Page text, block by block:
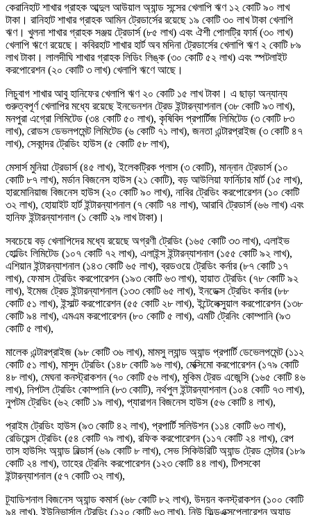
কেরানিহাট শাখার গ্রাহক আব্দুল আউয়াল অ্যান্ড সন্সের খেলাপি ঋণ ১২ কোটি ৯০ লাখ
টাকা। রানিহাট শাখার গ্রাহক আমিন ট্রেডার্সের রয়েছে ১৯ কোটি ৩০ লাখ টাকা খেলাপি
ঋণ। খুলনা শাখার গ্রাহক সঞ্জয় ট্রেডার্স (৮৫ লাখ) এবং ঐশী পোলট্রি ফার্ম (৩০ লাখ)
খেলাপি ঋণে রয়েছে। কবিরহাট শাখার হার্ট অব মদিনা ট্রেডার্সের খেলাপি ঋণ ২ কোটি ৮৯
লাখ টাকা। লালদীঘি শাখার গ্রাহক লিডিং লিঙ্ক (৩০ কোটি ৫২ লাখ) এবং স্পটলাইট
করপোরেশন (২০ কোটি ৩ লাখ) খেলাপি ঋণে আছে।
লিচুবাগ শাখার আবু হানিফের খেলাপি ঋণ ২০ কোটি ১৫ লাখ টাকা। এ ছাড়া অন্যান্য
গুরুত্বপূর্ণ খেলাপির মধ্যে রয়েছে ইনভেনশন ট্রেড ইন্টারন্যাশনাল (৩৮ কোটি ৯৩ লাখ),
মনপুরা এগ্রো লিমিটেড (৩৪ কোটি ৫০ লাখ), কৃষিবিদ প্রপার্টিজ লিমিটেড (৩ কোটি ৮৩
লাখ), রোডস ডেভলপমেন্ট লিমিটেড (৬ কোটি ৭১ লাখ), জনতা এন্টারপ্রাইজ (৩ কোটি ৪৭
লাখ), সেকান্দর ট্রেডিং হাউস (৫ কোটি ৫৮ লাখ),
মেসার্স মুনিয়া ট্রেডার্স (৪৫ লাখ), ইলেকট্রিক প্লাস (৩ কোটি), মান্নান ট্রেডার্স (১০
কোটি ৮৭ লাখ), মর্ডান বিজনেস হাউস (২১ কোটি), বড় আউলিয়া ফার্নিচার মার্ট (১৫ লাখ),
হারমোনিয়াজ বিজনেস হাউস (২০ কোটি ৯০ লাখ), নাবির ট্রেডিং করপোরেশন (১০ কোটি
৩২ লাখ), হোয়াইট হার্ট ইন্টারন্যাশনাল (৭ কোটি ৭৪ লাখ), আরাবি ট্রেডার্স (৬৬ লাখ) এবং
হানিফ ইন্টারন্যাশনাল (১ কোটি ২৯ লাখ টাকা)।
সবচেয়ে বড় খেলাপিদের মধ্যে রয়েছে অগ্রণী ট্রেডিং (১৬৫ কোটি ৩৩ লাখ), এলাইভ
হোল্ডিং লিমিটেড (১০৭ কোটি ৭২ লাখ), এলাইন্স ইন্টারন্যাশনাল (১৫৫ কোটি ৯২ লাখ),
এশিয়ান ইন্টারন্যাশনাল (১৪৩ কোটি ৬৫ লাখ), ব্রডওয়ে ট্রেডিং কর্নার (৮৭ কোটি ১৭
লাখ), ফেমাস ট্রেডিং করপোরেশন (১৯৩ কোটি ৬৩ লাখ), হায়াত ট্রেডিং (৭৮ কোটি ৯২
লাখ), ইমেজ ট্রেড ইন্টারন্যাশনাল (১৩৩ কোটি ৬৫ লাখ), ইনডেক্স ট্রেডিং কর্নার (৮৮
কোটি ৫১ লাখ), ইন্সাল্ট করপোরেশন (৫৫ কোটি ২৮ লাখ), ইন্টেলেক্সুয়াল করপোরেশন (১৩৮
কোটি ৯৪ লাখ), এমএম করপোরেশন (৮০ কোটি ৫ লাখ), এমটি ট্রেনিং কোম্পানি (৯৩
কোটি ৫ লাখ),
মালেক এন্টারপ্রাইজ (৯৮ কোটি ৩৬ লাখ), মামসু ল্যান্ড অ্যান্ড প্রপার্টি ডেভেলপমেন্ট (১১২
কোটি ৫১ লাখ), মাসুদ ট্রেডিং (১৪৮ কোটি ৯৬ লাখ), মেক্সিমো করপোরেশন (১৭৯ কোটি
৪৮ লাখ), মেঘনা কনস্ট্রাকশন (৭০ কোটি ৫৬ লাখ), মুকিম ট্রেড এজেন্সি (১৬৫ কোটি ৪৬
লাখ), নিপটল ট্রেডিং কোম্পানি (৮৩ কোটি), নর্থপুল ইন্টারন্যাশনাল (১০৪ কোটি ৭৩ লাখ),
নুপটম ট্রেডিং (৬২ কোটি ১৯ লাখ), প্যারাগন বিজনেস হাউস (৫৬ কোটি ৪ লাখ),
প্রাইম ট্রেডিং হাউস (৯৩ কোটি ৪২ লাখ), প্রপার্টি সলিউশন (১১৪ কোটি ৬৩ লাখ),
রেডিয়েন্স ট্রেডিং (৫৪ কোটি ৭৯ লাখ), রফিক করপোরেশন (১১৭ কোটি ২৪ লাখ), রেপ
তাস হাউসিং অ্যান্ড বিল্ডার্স (৬৯ কোটি ৮ লাখ), সেভ সিকিউরিটি অ্যান্ড ট্রেড সেন্টার (১৮৯
কোটি ২৪ লাখ), তাহের ট্রেনিং করপোরেশন (১২৩ কোটি ৪৪ লাখ), টিপসকো
ইন্টারন্যাশনাল (৫৭ কোটি ৩২ লাখ),
ট্র্যাডিশনাল বিজনেস অ্যান্ড কমার্স (৬৮ কোটি ৮২ লাখ), উদয়ন কনস্ট্রাকশন (১০০ কোটি
৯৪ লাখ), ইউনিভার্সাল ট্রেডিং (১২০ কোটি ৬৩ লাখ), নিউ ফিল্ডএক্সপ্লোরেশন অ্যান্ড